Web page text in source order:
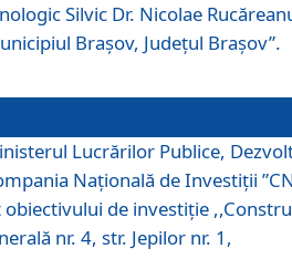
Silvic Dr. Nicolae
Brașov, Județul Brașov”.
Lucrărilor Publice,
Naţională de Investiţii
de investiție
nr. 4, str. Jepilor nr. 1,